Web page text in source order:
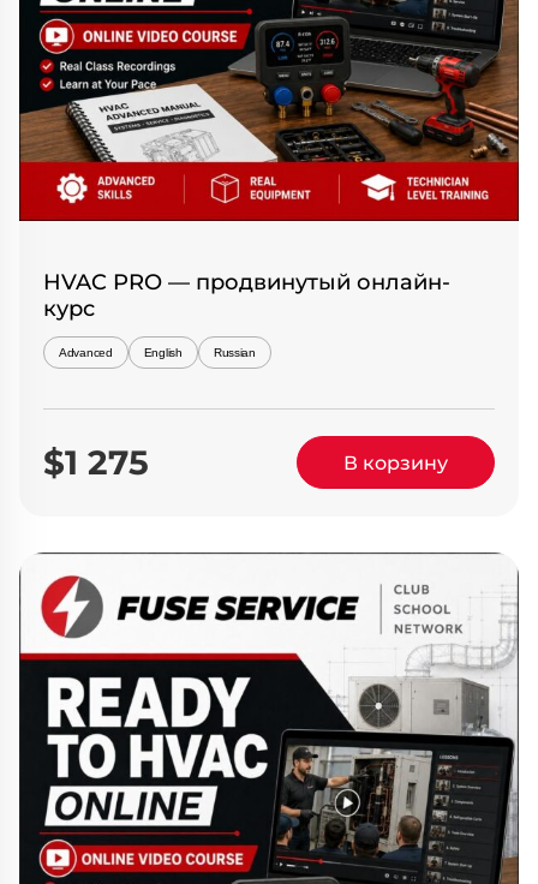
HVAC PRO — продвинутый онлайн-
курс
Advanced English Russian
$1 275 В корзину